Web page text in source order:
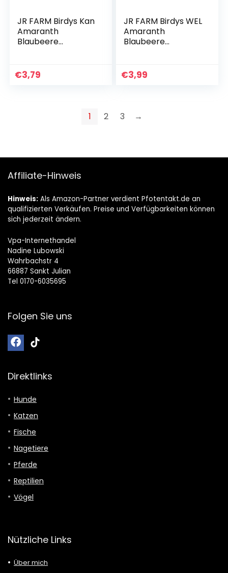
JR FARM Birdys Kan
Amaranth
Blaubeere
€3,79
JR FARM Birdys WEL
Amaranth
Blaubeere
€3,99
1 2 3 →
Affiliate-Hinweis
Hinweis: Als Amazon-Partner verdient Pfotentakt.de an
qualifizierten Verkäufen. Preise und Verfügbarkeiten können
sich jederzeit ändern.
Vpa-Internethandel
Nadine Lubowski
Wahrbachstr 4
66887 Sankt Julian
Tel 0170-6035695
Folgen Sie uns
Direktlinks
Hunde
Katzen
Fische
Nagetiere
Pferde
Reptilien
Vögel
Nützliche Links
Über mich